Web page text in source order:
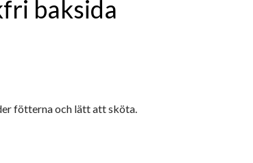
baksida
fötterna och lätt att sköta.